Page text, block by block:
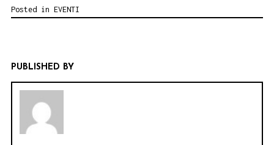
Posted in EVENTI
PUBLISHED BY